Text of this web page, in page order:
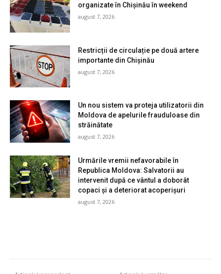
organizate în Chișinău în weekend
august 7, 2026
Restricții de circulație pe două artere
importante din Chișinău
august 7, 2026
Un nou sistem va proteja utilizatorii din
Moldova de apelurile frauduloase din
străinătate
august 7, 2026
Urmările vremii nefavorabile în
Republica Moldova: Salvatorii au
intervenit după ce vântul a doborât
copaci și a deteriorat acoperișuri
august 7, 2026